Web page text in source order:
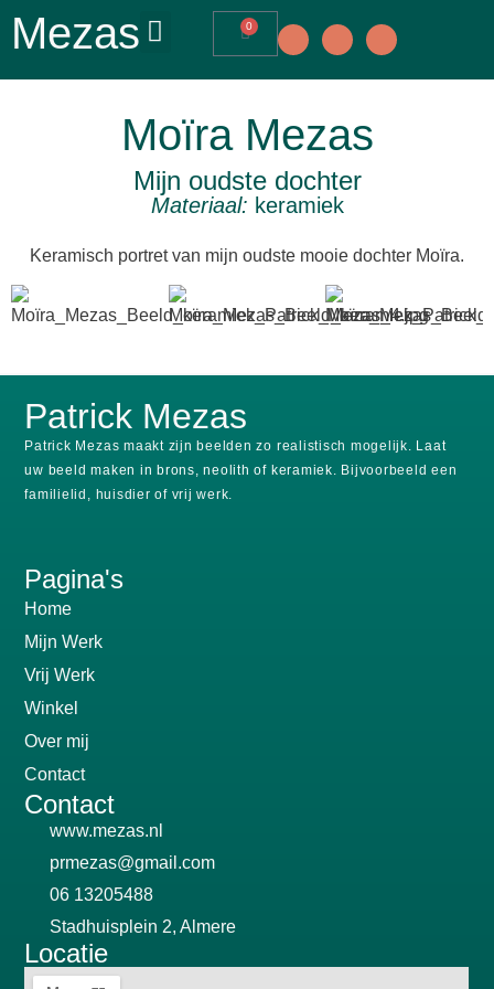
Mezas 0
Moïra Mezas
Mijn oudste dochter
Materiaal: keramiek
Keramisch portret van mijn oudste mooie dochter Moïra.
Patrick Mezas
Patrick Mezas maakt zijn beelden zo realistisch mogelijk. Laat
uw beeld maken in brons, neolith of keramiek.
Bijvoorbeeld een
familielid, huisdier of vrij werk.
Pagina's
Home
Mijn Werk
Vrij Werk
Winkel
Over mij
Contact
Contact
www.mezas.nl
prmezas@gmail.com
06 13205488
Stadhuisplein 2, Almere
Locatie